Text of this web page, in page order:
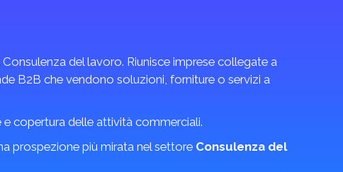
del lavoro. Riunisce imprese collegate a
B2B che vendono soluzioni, forniture o servizi a
copertura delle attività commerciali.
prospezione più mirata nel settore Consulenza del